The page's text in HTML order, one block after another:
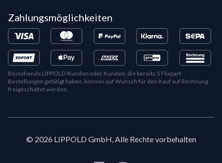
Zahlungsmöglichkeiten
Bestehende LIPPOLD-Kunden oder Kunden, die bereits 5 Flixpart-
Bestellungen getätigt haben, können auf Wunsch für den Kauf auf Rechnung
freigeschaltet werden.
© 2026 LIPPOLD GmbH, Alle Rechte vorbehalten